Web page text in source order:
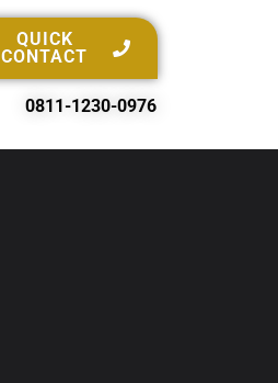
QUICK
CONTACT
0811-1230-0976